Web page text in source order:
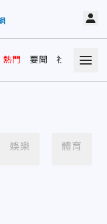
熱門 要聞 社會 娛樂
娛樂 體育